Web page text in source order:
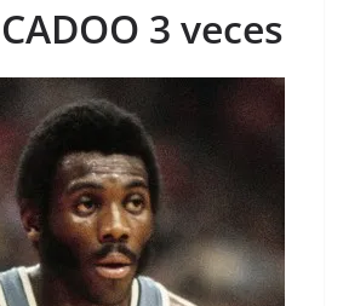
3 veces